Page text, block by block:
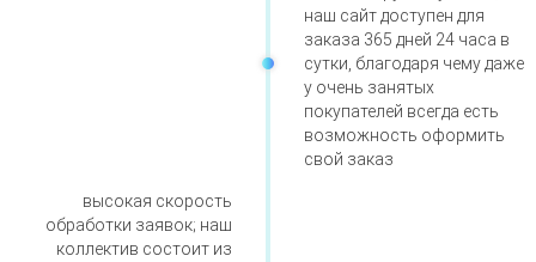
наш сайт доступен для
заказа 365 дней 24 часа в
сутки, благодаря чему даже
у очень занятых
покупателей всегда есть
возможность оформить
свой заказ
высокая скорость
обработки заявок; наш
коллектив состоит из